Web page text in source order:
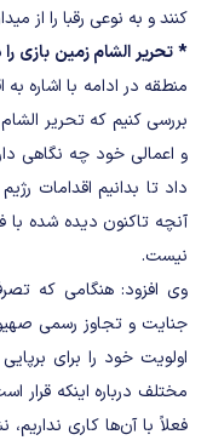
کنند و به نوعی رقبا را از
* تحریر الشام زمین بازی را
منطقه در ادامه با اشاره
بررسی کنیم که تحریر
و اعمالی خود چه نگاهی
داد تا بدانیم اقدامات
آنچه تاکنون دیده شده با
نیست.
وی افزود: هنگامی که
جنایت و تجاوز رسمی
اولویت خود را برای
مختلف درباره اینکه قرار
فعلاً با آن‌ها کاری